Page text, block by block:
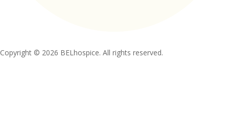
Copyright © 2026 BELhospice. All rights reserved.